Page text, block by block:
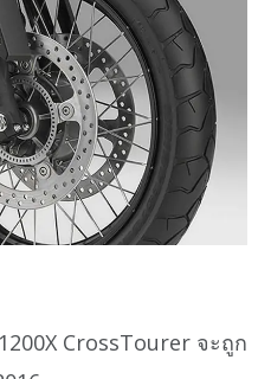
CrossTourer จะถูก